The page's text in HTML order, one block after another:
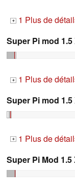
+ 1 Plus de
Super Pi mod 1.5
+ 1 Plus de
Super Pi mod 1.5
+ 1 Plus de
Super Pi Mod 1.5